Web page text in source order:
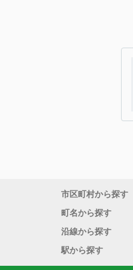
市区町村から探す
町名から探す
沿線から探す
駅から探す